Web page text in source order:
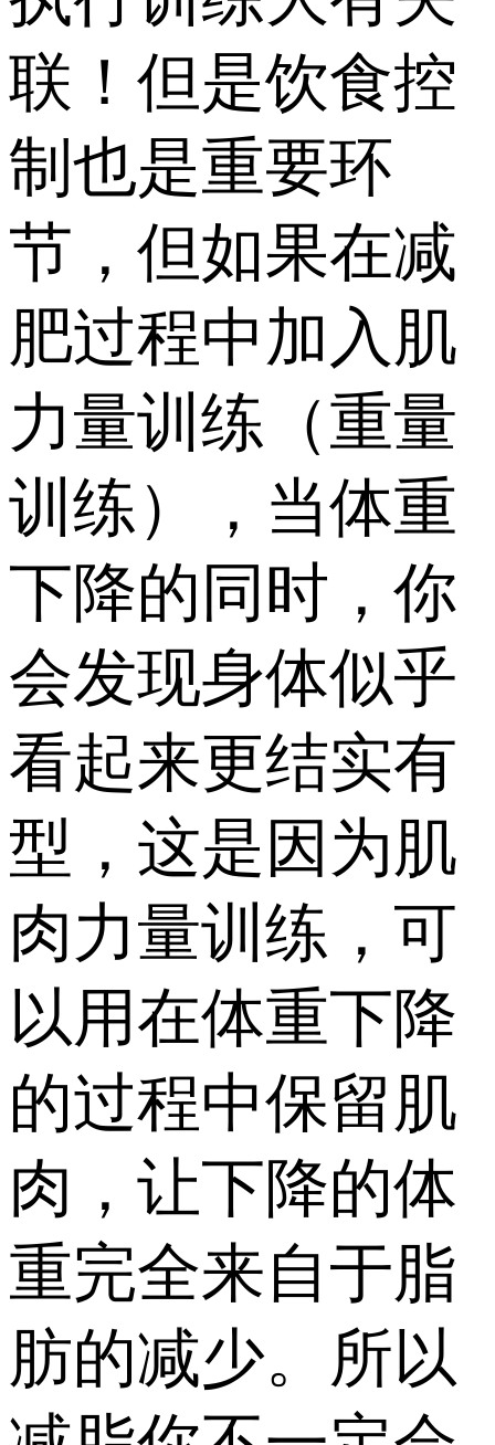
联！但是饮食控
制也是重要环
节，但如果在减
肥过程中加入肌
力量训练（重量
训练），当体重
下降的同时，你
会发现身体似乎
看起来更结实有
型，这是因为肌
肉力量训练，可
以用在体重下降
的过程中保留肌
肉，让下降的体
重完全来自于脂
肪的减少。所以